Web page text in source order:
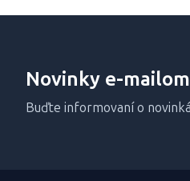
Novinky e-mailom
Buďte informovaní o